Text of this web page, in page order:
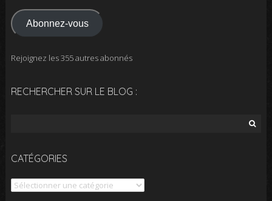
mail
Abonnez-vous
Rejoignez les 355 autres abonnés
RECHERCHER SUR LE BLOG :
CATÉGORIES
Catégories